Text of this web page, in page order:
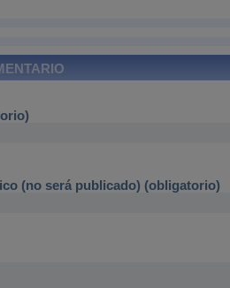
(no será publicado) (obligatorio)